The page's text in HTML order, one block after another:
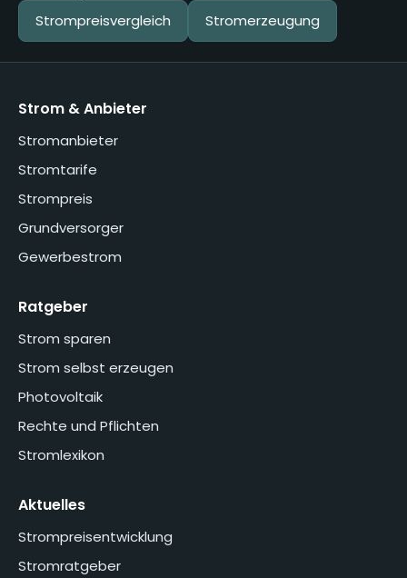
Strompreisvergleich Stromerzeugung
Strom & Anbieter
Stromanbieter
Stromtarife
Strompreis
Grundversorger
Gewerbestrom
Ratgeber
Strom sparen
Strom selbst erzeugen
Photovoltaik
Rechte und Pflichten
Stromlexikon
Aktuelles
Strompreisentwicklung
Stromratgeber